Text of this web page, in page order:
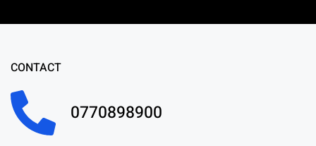
CONTACT
0770898900